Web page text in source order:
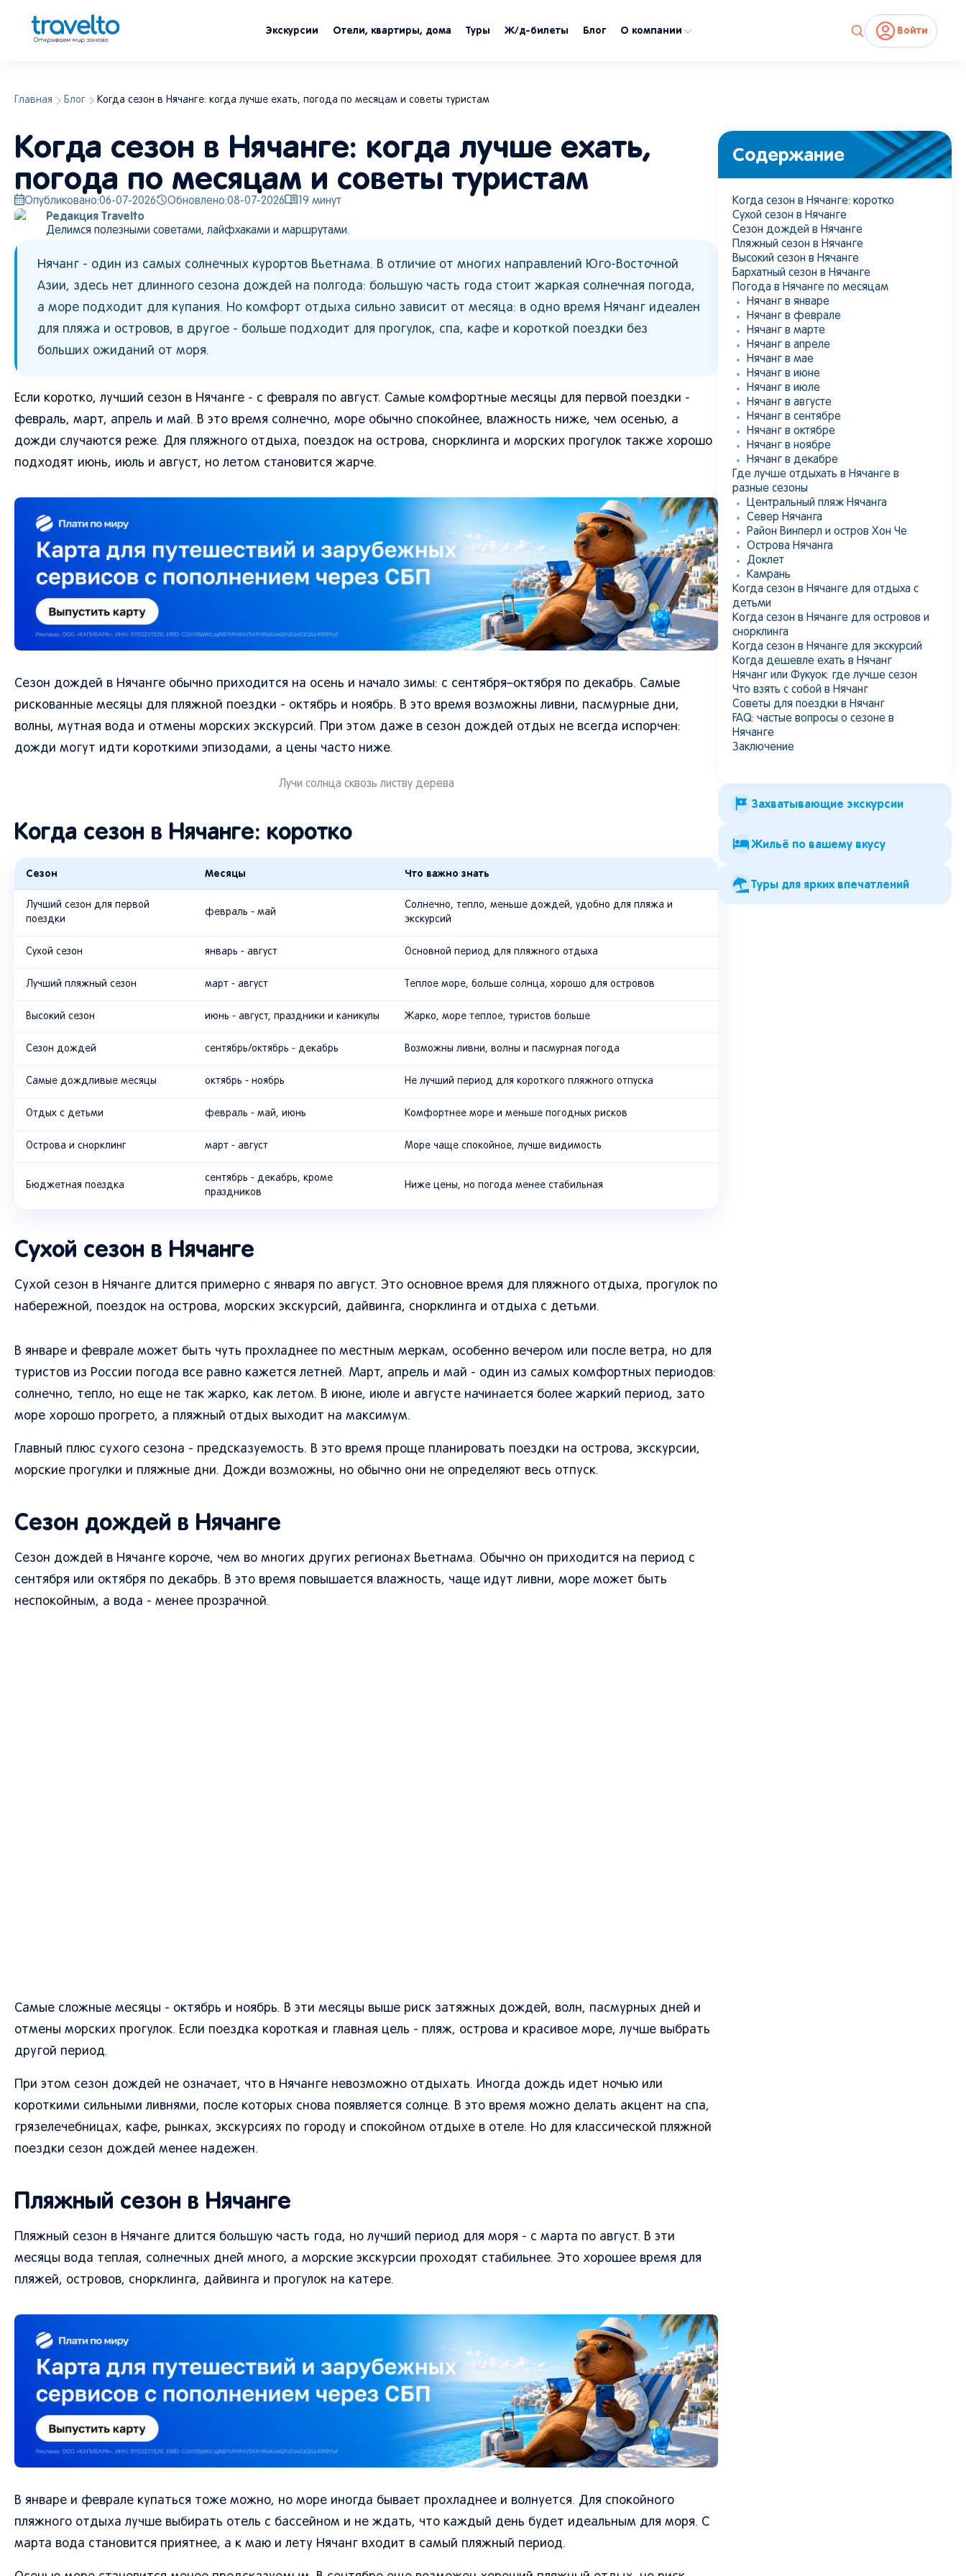
Экскурсии Отели, квартиры, дома Туры Ж/д-билеты Блог О компании Войти
Главная Блог Когда сезон в Нячанге: когда лучше ехать, погода по месяцам и советы туристам
Когда сезон в Нячанге: когда лучше ехать,
погода по месяцам и советы туристам
Опубликовано:06-07-2026 Обновлено:08-07-2026 19 минут
Редакция Travelto
Делимся полезными советами, лайфхаками и маршрутами.
Нячанг - один из самых солнечных курортов Вьетнама. В отличие от многих направлений Юго-Восточной
Азии, здесь нет длинного сезона дождей на полгода: большую часть года стоит жаркая солнечная погода,
а море подходит для купания. Но комфорт отдыха сильно зависит от месяца: в одно время Нячанг идеален
для пляжа и островов, в другое - больше подходит для прогулок, спа, кафе и короткой поездки без
больших ожиданий от моря.
Если коротко, лучший сезон в Нячанге - с февраля по август. Самые комфортные месяцы для первой поездки -
февраль, март, апрель и май. В это время солнечно, море обычно спокойнее, влажность ниже, чем осенью, а
дожди случаются реже. Для пляжного отдыха, поездок на острова, снорклинга и морских прогулок также хорошо
подходят июнь, июль и август, но летом становится жарче.
Сезон дождей в Нячанге обычно приходится на осень и начало зимы: с сентября–октября по декабрь. Самые
рискованные месяцы для пляжной поездки - октябрь и ноябрь. В это время возможны ливни, пасмурные дни,
волны, мутная вода и отмены морских экскурсий. При этом даже в сезон дождей отдых не всегда испорчен:
дожди могут идти короткими эпизодами, а цены часто ниже.
Лучи солнца сквозь листву дерева
Когда сезон в Нячанге: коротко
Сезон Месяцы Что важно знать
Лучший сезон для первой
поездки
февраль - май
Солнечно, тепло, меньше дождей, удобно для пляжа и
экскурсий
Сухой сезон январь - август Основной период для пляжного отдыха
Лучший пляжный сезон март - август Теплое море, больше солнца, хорошо для островов
Высокий сезон июнь - август, праздники и каникулы Жарко, море теплое, туристов больше
Сезон дождей сентябрь/октябрь - декабрь Возможны ливни, волны и пасмурная погода
Самые дождливые месяцы октябрь - ноябрь Не лучший период для короткого пляжного отпуска
Отдых с детьми февраль - май, июнь Комфортнее море и меньше погодных рисков
Острова и снорклинг март - август Море чаще спокойное, лучше видимость
Бюджетная поездка
сентябрь - декабрь, кроме
праздников
Ниже цены, но погода менее стабильная
Сухой сезон в Нячанге
Сухой сезон в Нячанге длится примерно с января по август. Это основное время для пляжного отдыха, прогулок по
набережной, поездок на острова, морских экскурсий, дайвинга, снорклинга и отдыха с детьми.
В январе и феврале может быть чуть прохладнее по местным меркам, особенно вечером или после ветра, но для
туристов из России погода все равно кажется летней. Март, апрель и май - один из самых комфортных периодов:
солнечно, тепло, но еще не так жарко, как летом. В июне, июле и августе начинается более жаркий период, зато
море хорошо прогрето, а пляжный отдых выходит на максимум.
Главный плюс сухого сезона - предсказуемость. В это время проще планировать поездки на острова, экскурсии,
морские прогулки и пляжные дни. Дожди возможны, но обычно они не определяют весь отпуск.
Сезон дождей в Нячанге
Сезон дождей в Нячанге короче, чем во многих других регионах Вьетнама. Обычно он приходится на период с
сентября или октября по декабрь. В это время повышается влажность, чаще идут ливни, море может быть
неспокойным, а вода - менее прозрачной.
Самые сложные месяцы - октябрь и ноябрь. В эти месяцы выше риск затяжных дождей, волн, пасмурных дней и
отмены морских прогулок. Если поездка короткая и главная цель - пляж, острова и красивое море, лучше выбрать
другой период.
При этом сезон дождей не означает, что в Нячанге невозможно отдыхать. Иногда дождь идет ночью или
короткими сильными ливнями, после которых снова появляется солнце. В это время можно делать акцент на спа,
грязелечебницах, кафе, рынках, экскурсиях по городу и спокойном отдыхе в отеле. Но для классической пляжной
поездки сезон дождей менее надежен.
Пляжный сезон в Нячанге
Пляжный сезон в Нячанге длится большую часть года, но лучший период для моря - с марта по август. В эти
месяцы вода теплая, солнечных дней много, а морские экскурсии проходят стабильнее. Это хорошее время для
пляжей, островов, снорклинга, дайвинга и прогулок на катере.
В январе и феврале купаться тоже можно, но море иногда бывает прохладнее и волнуется. Для спокойного
пляжного отдыха лучше выбирать отель с бассейном и не ждать, что каждый день будет идеальным для моря. С
марта вода становится приятнее, а к маю и лету Нячанг входит в самый пляжный период.
Содержание
Когда сезон в Нячанге: коротко
Сухой сезон в Нячанге
Сезон дождей в Нячанге
Пляжный сезон в Нячанге
Высокий сезон в Нячанге
Бархатный сезон в Нячанге
Погода в Нячанге по месяцам
Нячанг в январе
Нячанг в феврале
Нячанг в марте
Нячанг в апреле
Нячанг в мае
Нячанг в июне
Нячанг в июле
Нячанг в августе
Нячанг в сентябре
Нячанг в октябре
Нячанг в ноябре
Нячанг в декабре
Где лучше отдыхать в Нячанге в
разные сезоны
Центральный пляж Нячанга
Север Нячанга
Район Винперл и остров Хон Че
Острова Нячанга
Доклет
Камрань
Когда сезон в Нячанге для отдыха с
детьми
Когда сезон в Нячанге для островов и
снорклинга
Когда сезон в Нячанге для экскурсий
Когда дешевле ехать в Нячанг
Нячанг или Фукуок: где лучше сезон
Что взять с собой в Нячанг
Советы для поездки в Нячанг
FAQ: частые вопросы о сезоне в
Нячанге
Заключение
Захватывающие экскурсии
Жильё по вашему вкусу
Туры для ярких впечатлений